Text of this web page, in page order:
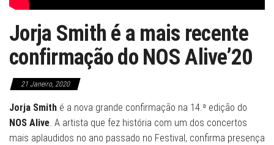
Jorja Smith é a mais recente
confirmação do NOS Alive’20
21 Janeiro, 2020
Jorja Smith é a nova grande confirmação na 14.ª edição do
NOS Alive. A artista que fez história com um dos concertos
mais aplaudidos no ano passado no Festival, confirma presença